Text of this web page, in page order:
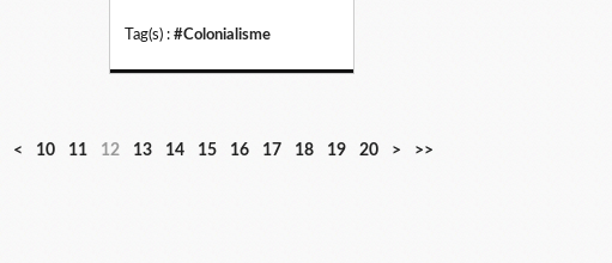
Tag(s) : #Colonialisme
< 10 11 12 13 14 15 16 17 18 19 20 > >>